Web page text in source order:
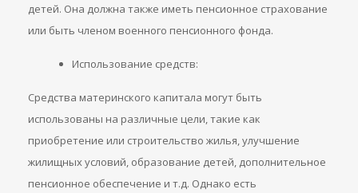
детей. Она должна также иметь пенсионное страхование
или быть членом военного пенсионного фонда.
Использование средств:
Средства материнского капитала могут быть
использованы на различные цели, такие как
приобретение или строительство жилья, улучшение
жилищных условий, образование детей, дополнительное
пенсионное обеспечение и т.д. Однако есть